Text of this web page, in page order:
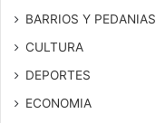
BARRIOS Y PEDANIAS
CULTURA
DEPORTES
ECONOMIA